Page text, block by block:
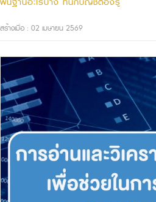
สร้างเมื่อ : 02 เมษายน 2569